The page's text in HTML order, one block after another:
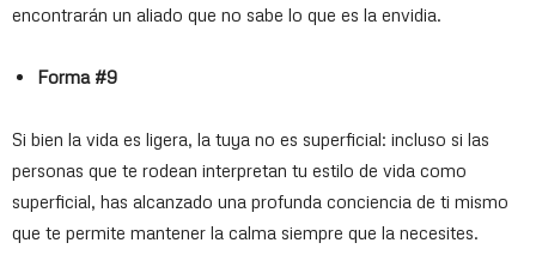
encontrarán un aliado que no sabe lo que es la envidia.
Forma #9
Si bien la vida es ligera, la tuya no es superficial: incluso si las
personas que te rodean interpretan tu estilo de vida como
superficial, has alcanzado una profunda conciencia de ti mismo
que te permite mantener la calma siempre que la necesites.